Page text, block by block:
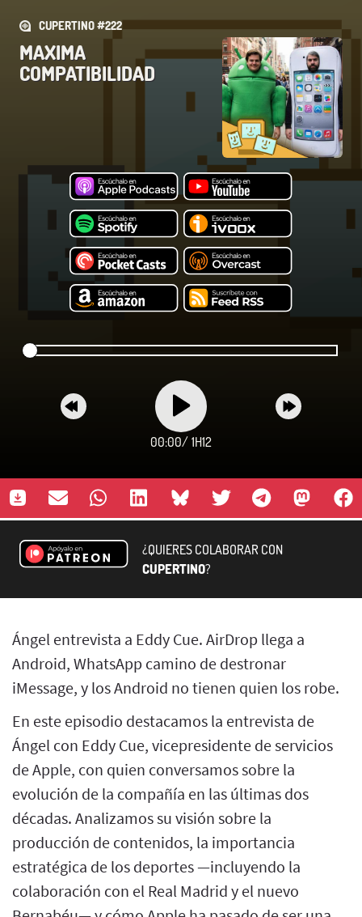
CUPERTINO #222
MAXIMA
COMPATIBILIDAD
00:00/ 1H12
¿QUIERES COLABORAR CON
CUPERTINO?
Ángel entrevista a Eddy Cue. AirDrop llega a
Android, WhatsApp camino de destronar
iMessage, y los Android no tienen quien los robe.
En este episodio destacamos la entrevista de
Ángel con Eddy Cue, vicepresidente de servicios
de Apple, con quien conversamos sobre la
evolución de la compañía en las últimas dos
décadas. Analizamos su visión sobre la
producción de contenidos, la importancia
estratégica de los deportes —incluyendo la
colaboración con el Real Madrid y el nuevo